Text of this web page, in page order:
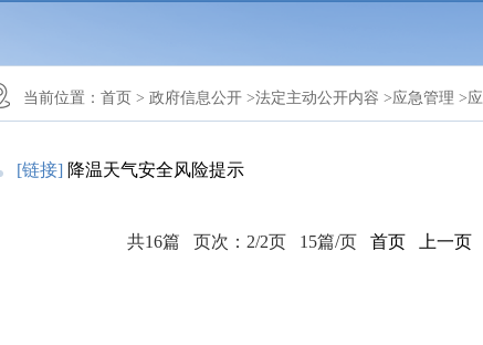
当前位置： 首页 > 政府信息公开 >法定主动公开内容 >应急管理 >
[链接] 降温天气安全风险提示
共16篇 页次：2/2页 15篇/页 首页 上一页